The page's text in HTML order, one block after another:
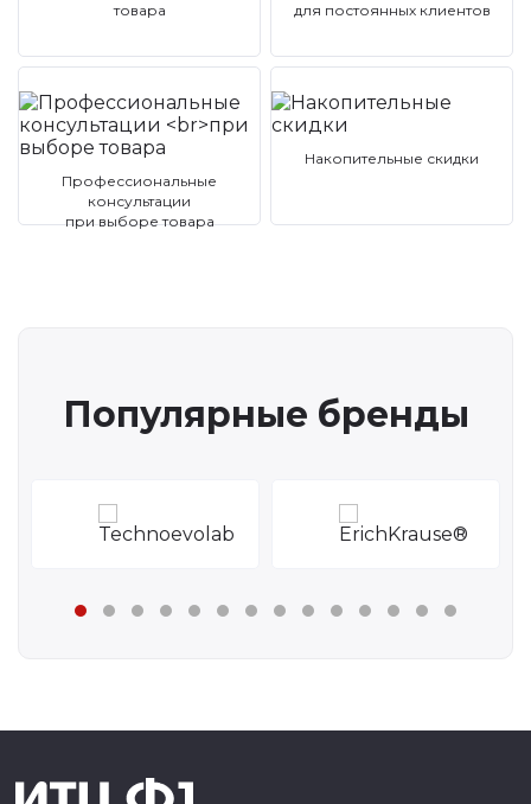
товара
для постоянных клиентов
Профессиональные
консультации
при выборе товара
Накопительные скидки
Популярные бренды